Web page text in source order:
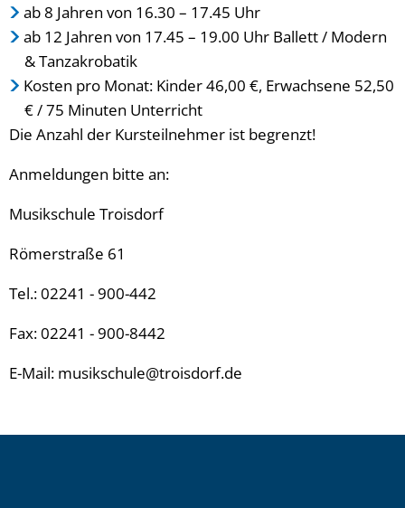
ab 8 Jahren von 16.30 – 17.45 Uhr
ab 12 Jahren von 17.45 – 19.00 Uhr Ballett / Modern
& Tanzakrobatik
Kosten pro Monat: Kinder 46,00 €, Erwachsene 52,50
€ / 75 Minuten Unterricht
Die Anzahl der Kursteilnehmer ist begrenzt!
Anmeldungen bitte an:
Musikschule Troisdorf
Römerstraße 61
Tel.: 02241 - 900-442
Fax: 02241 - 900-8442
E-Mail: musikschule@troisdorf.de